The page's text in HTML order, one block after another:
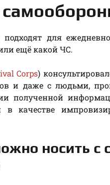
для
ещё какой ЧС.
Corps)
и даже с людьми,
полученной
в качестве
носить с